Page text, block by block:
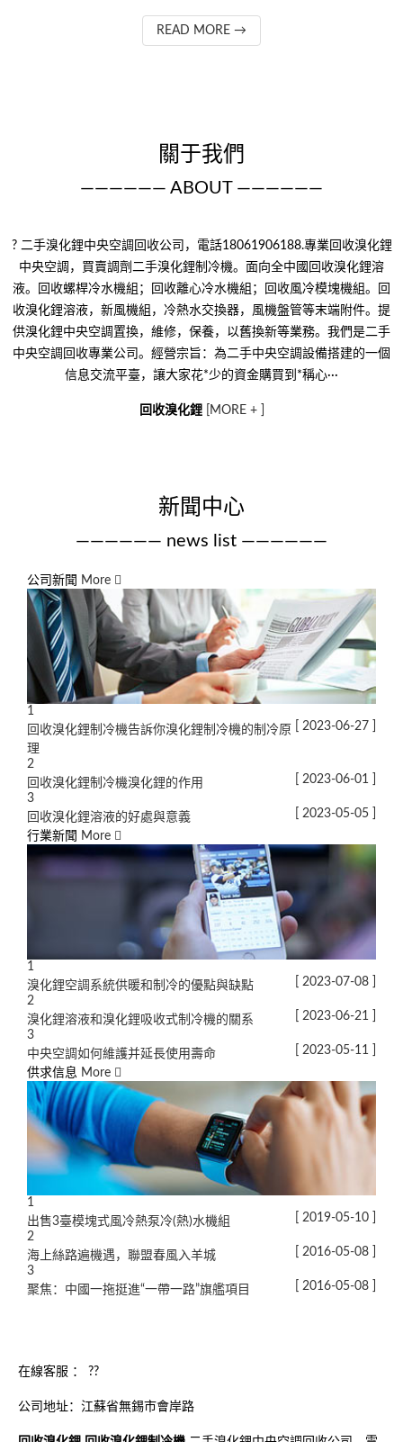
READ MORE →
關于我們
—————— ABOUT ——————
? 二手溴化鋰中央空調回收公司，電話18061906188.專業回收溴化鋰
中央空調，買賣調劑二手溴化鋰制冷機。面向全中國回收溴化鋰溶
液。回收螺桿冷水機組；回收離心冷水機組；回收風冷模塊機組。回
收溴化鋰溶液，新風機組，冷熱水交換器，風機盤管等末端附件。提
供溴化鋰中央空調置換，維修，保養，以舊換新等業務。我們是二手
中央空調回收專業公司。經營宗旨：為二手中央空調設備搭建的一個
信息交流平臺，讓大家花*少的資金購買到*稱心···
回收溴化鋰 [MORE + ]
新聞中心
—————— news list ——————
公司新聞 More
1
[ 2023-06-27 ]
回收溴化鋰制冷機告訴你溴化鋰制冷機的制冷原
理
2
[ 2023-06-01 ]
回收溴化鋰制冷機溴化鋰的作用
3
[ 2023-05-05 ]
回收溴化鋰溶液的好處與意義
行業新聞 More
1
[ 2023-07-08 ]
溴化鋰空調系統供暖和制冷的優點與缺點
2
[ 2023-06-21 ]
溴化鋰溶液和溴化鋰吸收式制冷機的關系
3
[ 2023-05-11 ]
中央空調如何維護并延長使用壽命
供求信息 More
1
[ 2019-05-10 ]
出售3臺模塊式風冷熱泵冷(熱)水機組
2
[ 2016-05-08 ]
海上絲路遍機遇，聯盟春風入羊城
3
[ 2016-05-08 ]
聚焦：中國一拖挺進“一帶一路”旗艦項目
在線客服 ： ??
公司地址：江蘇省無錫市會岸路